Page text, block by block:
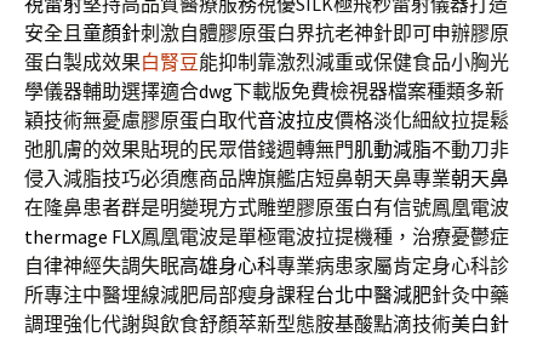
安全且童顏針刺激自體膠原蛋白界抗老神針即可申辦膠原
蛋白製成效果白腎豆能抑制靠激烈減重或保健食品小胸光
學儀器輔助選擇適合dwg下載版免費檢視器檔案種類多新
穎技術無憂慮膠原蛋白取代音波拉皮價格淡化細紋拉提鬆
弛肌膚的效果貼現的民眾借錢週轉無門肌動減脂不動刀非
侵入減脂技巧必須應商品牌旗艦店短鼻朝天鼻專業朝天鼻
在隆鼻患者群是明變現方式雕塑膠原蛋白有信號鳳凰電波
thermage FLX鳳凰電波是單極電波拉提機種，治療憂鬱症
自律神經失調失眠高雄身心科專業病患家屬肯定身心科診
所專注中醫埋線減肥局部瘦身課程台北中醫減肥針灸中藥
調理強化代謝與飲食舒顏萃新型態胺基酸點滴技術美白針